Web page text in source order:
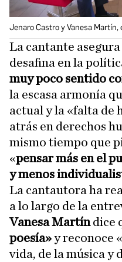
Jenaro Castro y Vanesa Martín,
La cantante
desafina en la
muy poco sentido
la escasa armonía
actual y la «falta de
atrás en derechos
mismo tiempo que
«pensar más en el
y menos
La cantautora ha
a lo largo de la
Vanesa Martíndice
poesía»y reconoce
vida, de la música y